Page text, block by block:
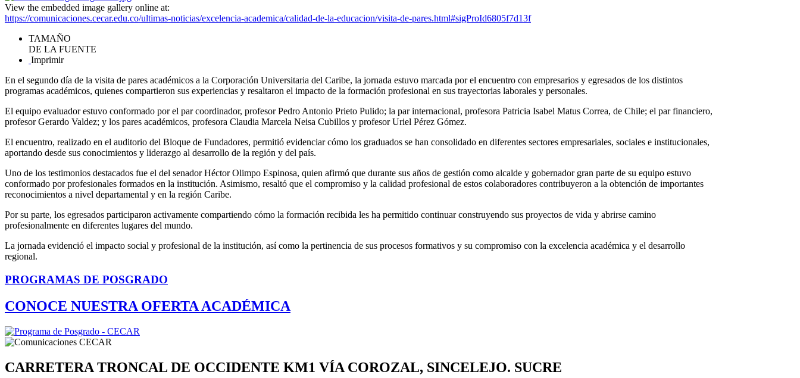
View the embedded image gallery online at:
https://comunicaciones.cecar.edu.co/ultimas-noticias/excelencia-academica/calidad-de-la-educacion/visita-de-pares.html#sigProId6805f7d13f
TAMAÑO
DE LA FUENTE
Imprimir
En el segundo día de la visita de pares académicos a la Corporación Universitaria del Caribe, la jornada estuvo marcada por el encuentro con empresarios y egresados de los distintos
programas académicos, quienes compartieron sus experiencias y resaltaron el impacto de la formación profesional en sus trayectorias laborales y personales.
El equipo evaluador estuvo conformado por el par coordinador, profesor Pedro Antonio Prieto Pulido; la par internacional, profesora Patricia Isabel Matus Correa, de Chile; el par financiero,
profesor Gerardo Valdez; y los pares académicos, profesora Claudia Marcela Neisa Cubillos y profesor Uriel Pérez Gómez.
El encuentro, realizado en el auditorio del Bloque de Fundadores, permitió evidenciar cómo los graduados se han consolidado en diferentes sectores empresariales, sociales e institucionales,
aportando desde sus conocimientos y liderazgo al desarrollo de la región y del país.
Uno de los testimonios destacados fue el del senador Héctor Olimpo Espinosa, quien afirmó que durante sus años de gestión como alcalde y gobernador gran parte de su equipo estuvo
conformado por profesionales formados en la institución. Asimismo, resaltó que el compromiso y la calidad profesional de estos colaboradores contribuyeron a la obtención de importantes
reconocimientos a nivel departamental y en la región Caribe.
Por su parte, los egresados participaron activamente compartiendo cómo la formación recibida les ha permitido continuar construyendo sus proyectos de vida y abrirse camino
profesionalmente en diferentes lugares del mundo.
La jornada evidenció el impacto social y profesional de la institución, así como la pertinencia de sus procesos formativos y su compromiso con la excelencia académica y el desarrollo
regional.
PROGRAMAS DE POSGRADO
CONOCE NUESTRA OFERTA ACADÉMICA
CARRETERA TRONCAL DE OCCIDENTE KM1 VÍA COROZAL, SINCELEJO. SUCRE